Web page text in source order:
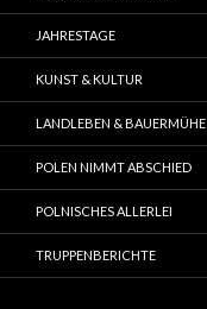
JAHRESTAGE
KUNST & KULTUR
LANDLEBEN & BAUERMÜHE
POLEN NIMMT ABSCHIED
POLNISCHES ALLERLEI
TRUPPENBERICHTE